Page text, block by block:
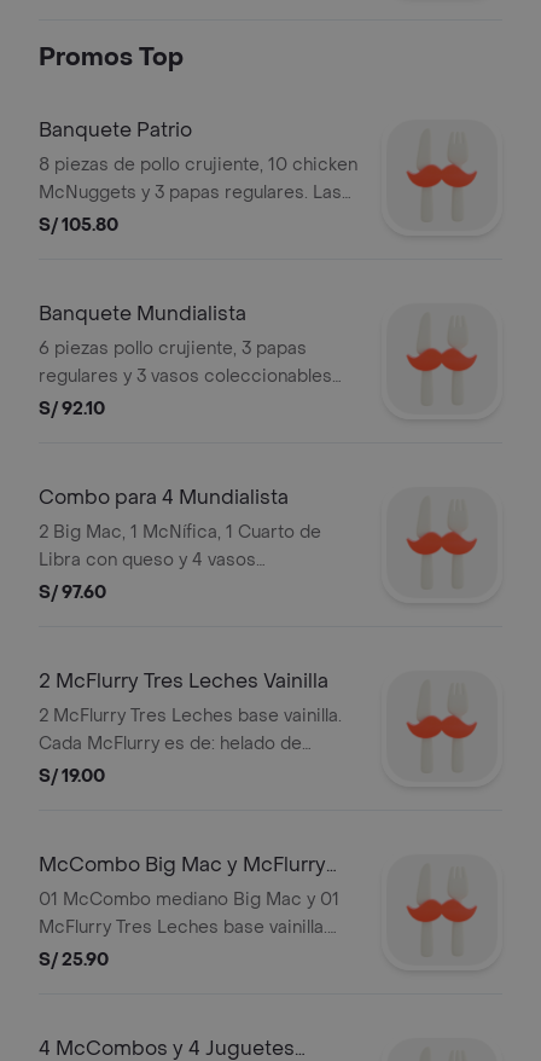
Promos Top
Banquete Patrio
8 piezas de pollo crujiente, 10 chicken
McNuggets y 3 papas regulares. Las
piezas de pollo son aleatorias. Sujeto
Imágenes referenciales.
S/ 105.80
Banquete Mundialista
6 piezas pollo crujiente, 3 papas
regulares y 3 vasos coleccionables
de FIFA de modelo aleatorio. Las
vaso coleccionable no tiene
posibilidad de cambio. Sujeto a stock
de local. Válida hoy. Stock: 2,000 unds
total país. Imágenes referenciales.
S/ 92.10
Combo para 4 Mundialista
2 Big Mac, 1 McNífica, 1 Cuarto de
Libra con queso y 4 vasos
coleccionables de FIFA de modelo
posibilidad de cambio. Sujeto a stock
de local. Válida hoy. Stock: 2,000 unds
total país. Imágenes referenciales.
S/ 97.60
2 McFlurry Tres Leches Vainilla
2 McFlurry Tres Leches base vainilla.
Cada McFlurry es de: helado de
vainilla, keke de vainilla triturado,
a manjar y canela en polvo.Tamaño
personal. Válido hoy. Sujeto a stock:
5mil uds país. Imagen referencial.
S/ 19.00
McCombo Big Mac y McFlurry
Tres Leches
01 McCombo mediano Big Mac y 01
McFlurry Tres Leches base vainilla.
McFlurry es de: helado de vainilla,
cobertura líquida sabor a manjar y
S/ 25.90
4 McCombos y 4 Juguetes